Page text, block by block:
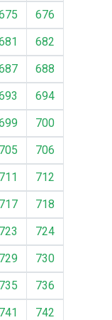
676
682
688
694
700
705
706
711
712
717
718
723
724
729
730
735
736
741
742